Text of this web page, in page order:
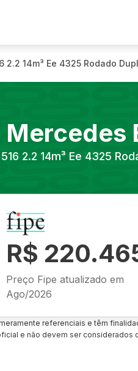
2.2 14m³ Ee 4325 Rodado
Mercedes
2.2 14m³ Ee 4325
R$
Preço Fipe atualizado em
Ago/2026
referenciais e têm
e não devem ser considerados